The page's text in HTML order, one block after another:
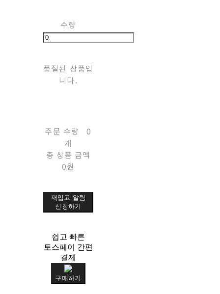
수량
품절된 상품입
니다.
주문 수량
0
개
총 상품 금액
0원
재입고 알림
신청하기
쉽고 빠른
토스페이 간편
결제
구매하기